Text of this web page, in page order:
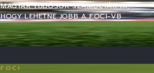
MAGYAR TUDÓSOK SZÁMOLTÁK KI,
HOGY LEHETNE JOBB A FOCI-VB
FOCI